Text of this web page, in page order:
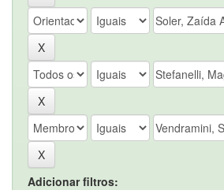
Adicionar filtros: